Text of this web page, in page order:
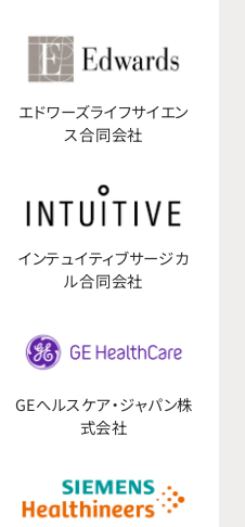
エドワーズライフサイエン
ス合同会社
インテュイティブサージカ
ル合同会社
GEへルスケア・ジャパン株
式会社